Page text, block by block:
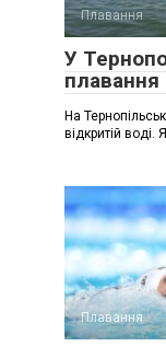
Плавання
У
плавання
На
відкритій
Плавання